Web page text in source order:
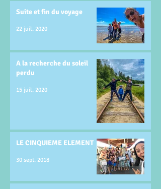
Suite et fin du voyage
22 juil. 2020
A la recherche du soleil
perdu
15 juil. 2020
LE CINQUIEME ELEMENT
30 sept. 2018